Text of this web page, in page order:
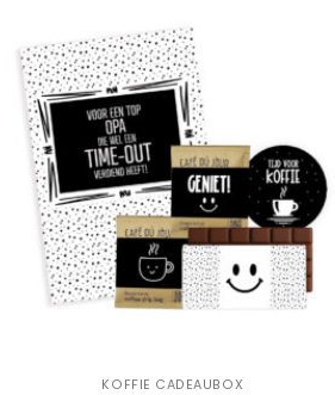
KOFFIE CADEAUBOX